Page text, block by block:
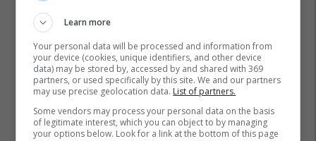
Learn more
Your personal data will be processed and information from
your device (cookies, unique identifiers, and other device
data) may be stored by, accessed by and shared with 369
partners, or used specifically by this site. We and our partners
may use precise geolocation data. List of partners.
Some vendors may process your personal data on the basis
of legitimate interest, which you can object to by managing
your options below. Look for a link at the bottom of this page